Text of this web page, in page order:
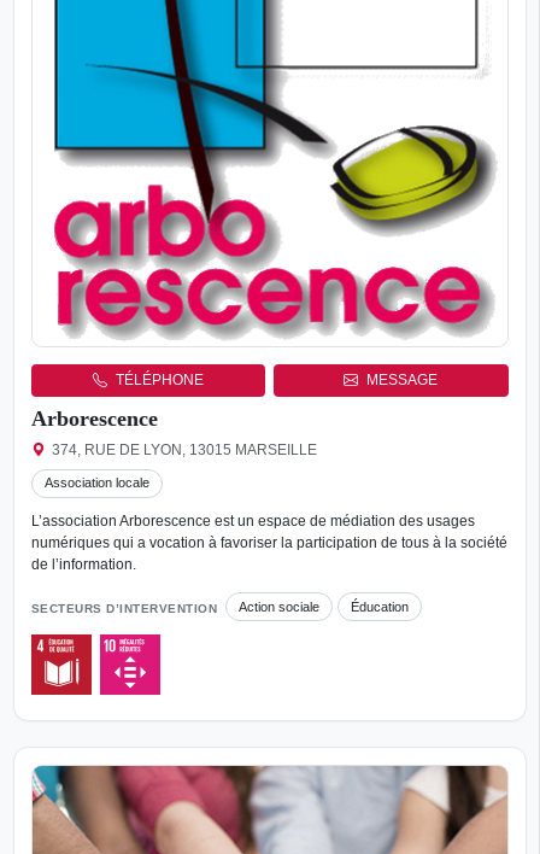
TÉLÉPHONE MESSAGE
Arborescence
374, RUE DE LYON, 13015 MARSEILLE
Association locale
L’association Arborescence est un espace de médiation des usages
numériques qui a vocation à favoriser la participation de tous à la société
de l’information.
SECTEURS D’INTERVENTION Action sociale Éducation